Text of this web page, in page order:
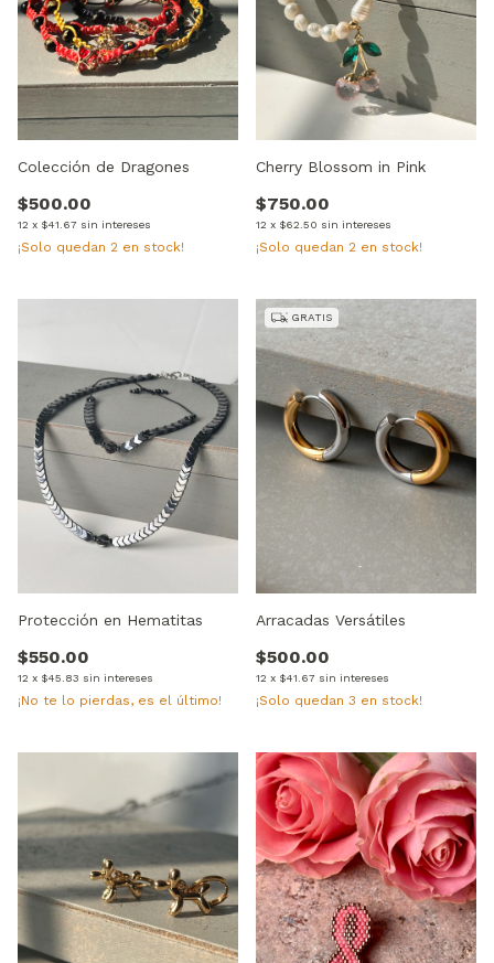
Colección de Dragones
$500.00
12 x $41.67 sin intereses
¡Solo quedan 2 en stock!
Cherry Blossom in Pink
$750.00
12 x $62.50 sin intereses
¡Solo quedan 2 en stock!
Protección en Hematitas
$550.00
12 x $45.83 sin intereses
¡No te lo pierdas, es el último!
GRATIS
Arracadas Versátiles
$500.00
12 x $41.67 sin intereses
¡Solo quedan 3 en stock!